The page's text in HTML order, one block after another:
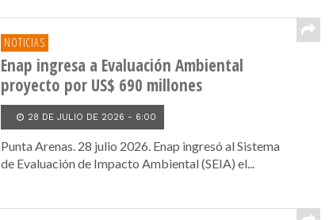
NOTICIAS
Enap ingresa a Evaluación Ambiental
proyecto por US$ 690 millones
28 DE JULIO DE 2026 - 6:00
Punta Arenas. 28 julio 2026. Enap ingresó al Sistema
de Evaluación de Impacto Ambiental (SEIA) el...